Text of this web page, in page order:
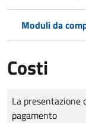
Moduli da
Costi
Tipo di pagamento
Importo
La presentazione
pagamento